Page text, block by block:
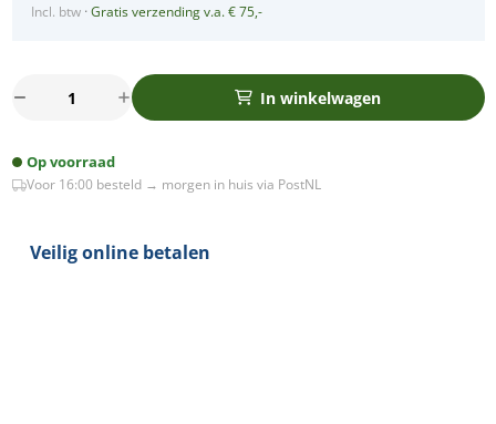
Incl. btw ·Gratis verzending v.a. € 75,-
Alpha
spot
kantelbaar
RVS-
In winkelwagen
Op voorraad
Voor 16:00 besteld → morgen in huis via PostNL
Veilig online betalen